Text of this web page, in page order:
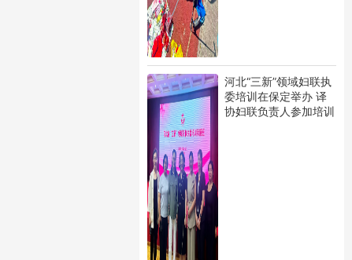
河北“三新”领域妇联执
委培训在保定举办 译
协妇联负责人参加培训